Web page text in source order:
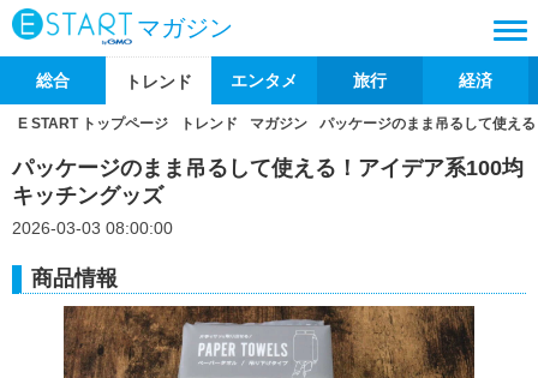
マガジン
総合 トレンド エンタメ 旅行 経済
E START トップページ トレンド マガジン パッケージのまま吊るして使え
パッケージのまま吊るして使える！アイデア系100均
キッチングッズ
2026-03-03 08:00:00
商品情報